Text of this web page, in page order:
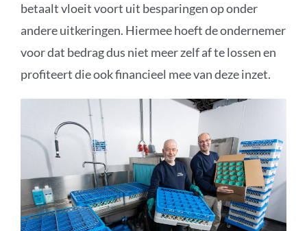
betaaltvloeit voort uit besparingen op onder
andere uitkeringen. Hiermee hoeft de ondernemer
voor dat bedrag dus niet meer zelf af te lossen en
profiteert die ook financieel mee van deze inzet.